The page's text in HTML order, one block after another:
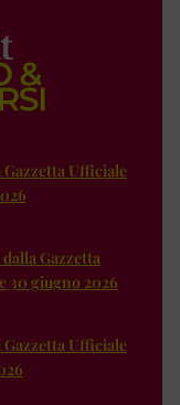
Ufficiale
Gazzetta
30 giugno 2026
Ufficiale